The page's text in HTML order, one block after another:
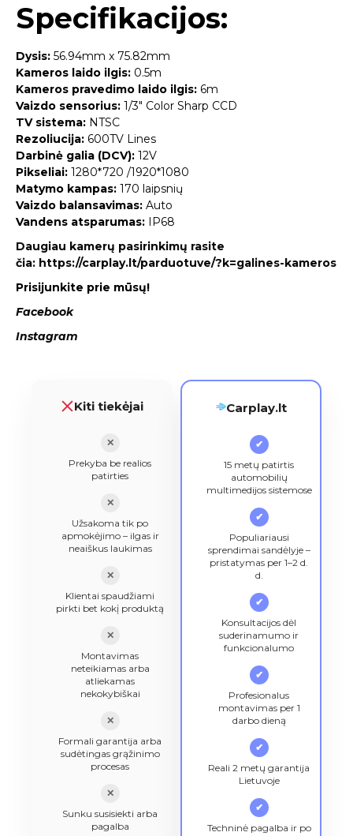
Specifikacijos:
Dysis: 56.94mm x 75.82mm
Kameros laido ilgis: 0.5m
Kameros pravedimo laido ilgis: 6m
Vaizdo sensorius: 1/3″ Color Sharp CCD
TV sistema: NTSC
Rezoliucija: 600TV Lines
Darbinė galia (DCV): 12V
Pikseliai: 1280*720 /1920*1080
Matymo kampas: 170 laipsnių
Vaizdo balansavimas: Auto
Vandens atsparumas: IP68
Daugiau kamerų pasirinkimų rasite
čia: https://carplay.lt/parduotuve/?k=galines-kameros
Prisijunkite prie mūsų!
Facebook
Instagram
Kiti tiekėjai
✕
Prekyba be realios
patirties
✕
Užsakoma tik po
apmokėjimo – ilgas ir
neaiškus laukimas
✕
Klientai spaudžiami
pirkti bet kokį produktą
✕
Montavimas
neteikiamas arba
atliekamas
nekokybiškai
✕
Formali garantija arba
sudėtingas grąžinimo
procesas
✕
Sunku susisiekti arba
pagalba
Carplay.lt
✔
15 metų patirtis
automobilių
multimedijos sistemose
✔
Populiariausi
sprendimai sandėlyje –
pristatymas per 1–2 d.
d.
✔
Konsultacijos dėl
suderinamumo ir
funkcionalumo
✔
Profesionalus
montavimas per 1
darbo dieną
✔
Reali 2 metų garantija
Lietuvoje
✔
Techninė pagalba ir po